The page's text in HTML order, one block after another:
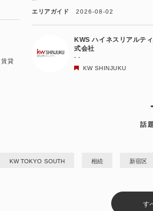
賃貸
エリアガイド 2026-08-02
KWS ハイネスリアルテ
式会社
- -
KW SHINJUKU
話
KW TOKYO SOUTH 相続 新宿区
す